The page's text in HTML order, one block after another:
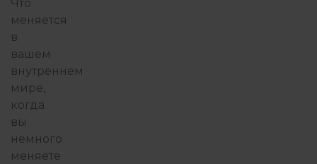
Что
меняется
в
вашем
внутреннем
мире,
когда
вы
немного
меняете